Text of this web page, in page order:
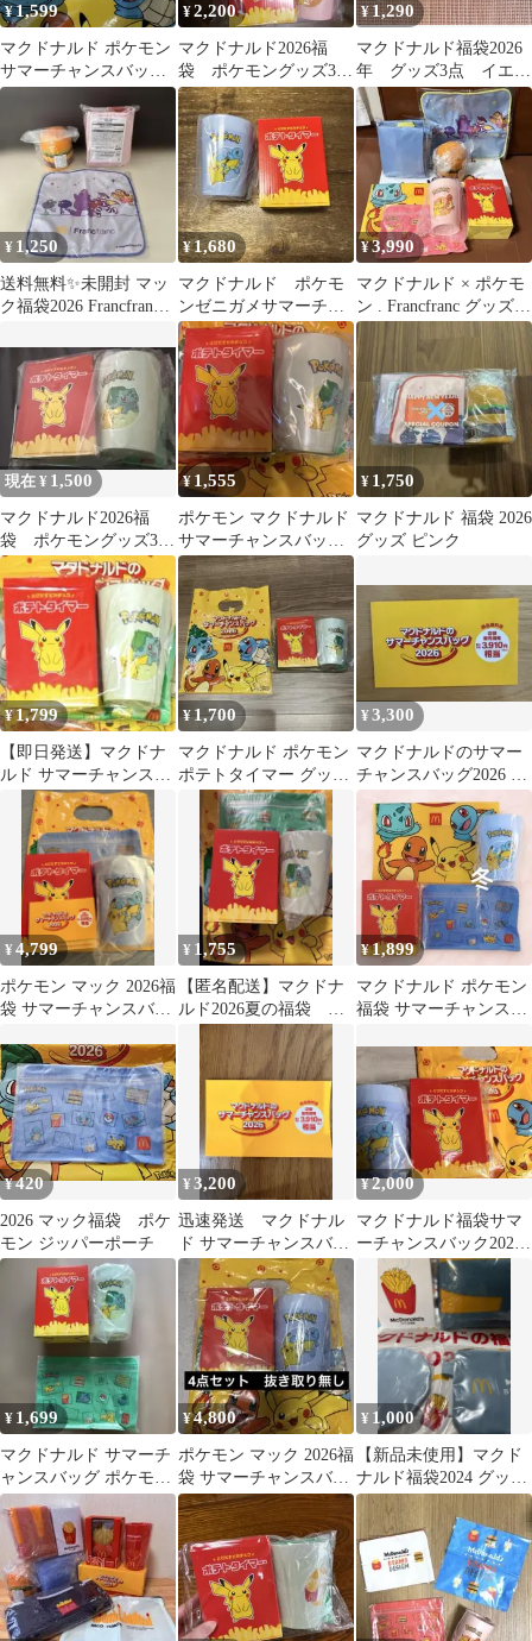
¥1,599
マクドナルド ポケモン
サマーチャンスバッグ
2026ヒトカゲ 3点セッ
¥2,200
マクドナルド2026福
袋 ポケモングッズ3点
セット
¥1,290
マクドナルド福袋2026
年 グッズ3点 イエロ
ー
¥ 1,250
送料無料✨未開封 マッ
ク福袋2026 Francfranc
¥1,680
マクドナルド ポケモ
ンゼニガメサマーチャ
ンスバッグ2026 グッズ
¥3,990
マクドナルド × ポケモ
ン . Francfranc グッズ６
点セット
現在 ¥ 1,500
マクドナルド2026福
袋 ポケモングッズ3点
セット
¥ 1,555
ポケモン マクドナルド
サマーチャンスバッグ
2026 福袋3点セット
¥ 1,750
マクドナルド 福袋 2026
グッズ ピンク
¥1,799
【即日発送】マクドナ
ルド サマーチャンスバ
ッグ2026 グッツのみ
¥ 1,700
マクドナルド ポケモン
ポテトタイマー グッズ
セット
¥3,300
マクドナルドのサマー
チャンスバッグ2026 商
¥4,799
ポケモン マック 2026福
袋 サマーチャンスバッ
メ
¥ 1,755
【匿名配送】マクドナ
ルド2026夏の福袋 ポ
ケモングッズ3点セット
※クーポン無し
¥1,899
マクドナルド ポケモン
福袋 サマーチャンスバ
¥420
2026 マック福袋 ポケ
モン ジッパーポーチ
¥3,200
迅速発送 マクドナル
ド サマーチャンスバッ
グ 2026 商品無料券
¥2,000
マクドナルド福袋サマ
ーチャンスバック2026
グッズ
¥ 1,699
マクドナルド サマーチ
ャンスバッグ ポケモン
フシギダネ 2026
¥4,800
ポケモン マック 2026福
袋 サマーチャンスバッ
グ マクドナルド 抜き取
りなし
¥ 1,000
【新品未使用】マクド
ナルド福袋2024 グッズ
ポテト加湿器